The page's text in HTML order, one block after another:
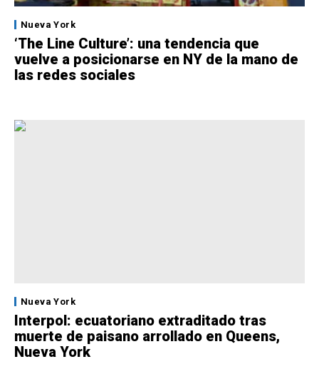
Nueva York
‘The Line Culture’: una tendencia que
vuelve a posicionarse en NY de la mano de
las redes sociales
Nueva York
Interpol: ecuatoriano extraditado tras
muerte de paisano arrollado en Queens,
Nueva York